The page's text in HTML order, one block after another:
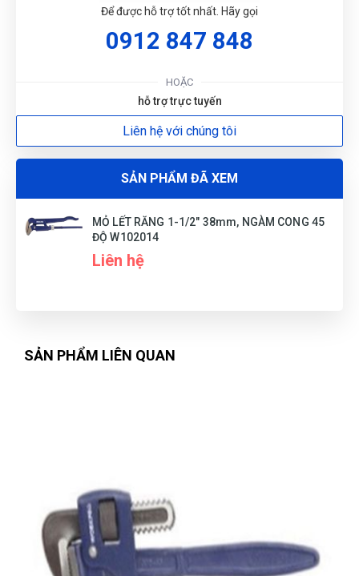
Để được hỗ trợ tốt nhất. Hãy gọi
0912 847 848
HOẶC
hỗ trợ trực tuyến
Liên hệ với chúng tôi
SẢN PHẨM ĐÃ XEM
MỎ LẾT RĂNG 1-1/2" 38mm, NGÀM CONG 45
ĐỘ W102014
Liên hệ
SẢN PHẨM LIÊN QUAN